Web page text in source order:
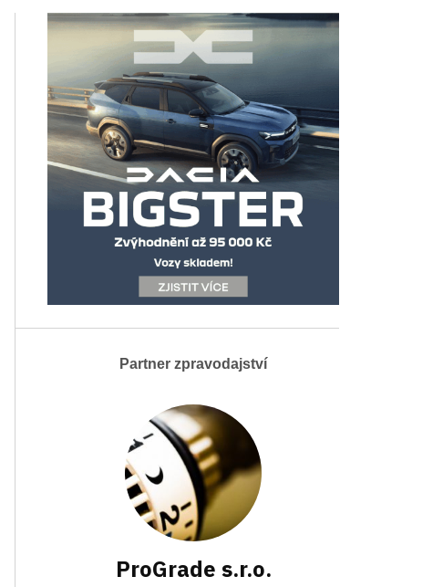
Partner zpravodajství
ProGrade s.r.o.